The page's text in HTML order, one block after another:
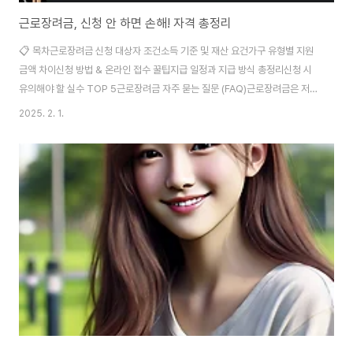
근로장려금, 신청 안 하면 손해! 자격 총정리
📋 목차근로장려금 신청 대상자 조건소득 기준 및 재산 요건가구 유형별 지원
금액 차이신청 방법 & 온라인 접수 꿀팁지급 일정과 지급 방식 총정리신청 시
유의해야 할 실수 TOP 5근로장려금 자주 묻는 질문 (FAQ)근로장려금은 저소
득 근로자, 사업자, 종교인 가구를 대상으로 정부가 지원하는 제도로, 생활 안정
혜택을 받지 못하는 경우가 많아요. 신청 대상에 해당된다면 반드시 신청해야
손해를 보지 않아요. 근로장려금은 가구 유형과 소득 수준에 따라 차등 지급되
며, 온라인으로 간편하게 신청할 수 있어요. 이번 글에서는 근로장려금의 신청
자격, 지급 금액, 신청 방법, 주의할 점 등을 꼼꼼하게 정리해 볼게요. 근로장려
금 신청 대상인지..
2025. 2. 1.